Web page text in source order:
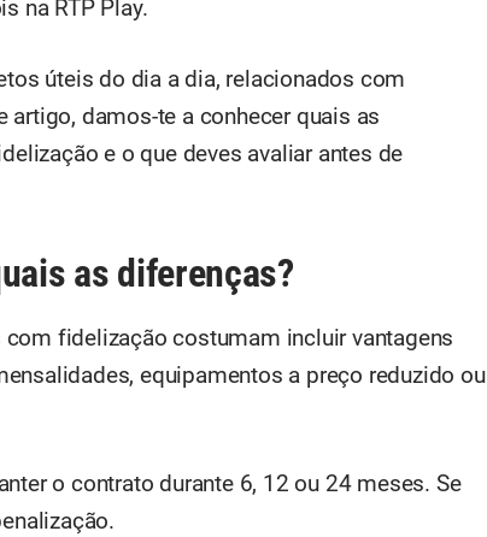
na RTP Play.
úteis do dia a dia, relacionados com
damos-te a conhecer quais as
e o que deves avaliar antes de
as diferenças?
fidelização costumam incluir vantagens
equipamentos a preço reduzido ou
o contrato durante 6, 12 ou 24 meses. Se